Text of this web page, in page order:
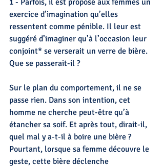
1 - Parfois, il est proposé aux femmes un
exercice d’imagination qu’elles
ressentent comme pénible. Il leur est
suggéré d’imaginer qu’à l’occasion leur
conjoint* se verserait un verre de bière.
Que se passerait-il ?
Sur le plan du comportement, il ne se
passe rien. Dans son intention, cet
homme ne cherche peut-être qu’à
étancher sa soif. Et après tout, dirait-il,
quel mal y a-t-il à boire une bière ?
Pourtant, lorsque sa femme découvre le
geste, cette bière déclenche